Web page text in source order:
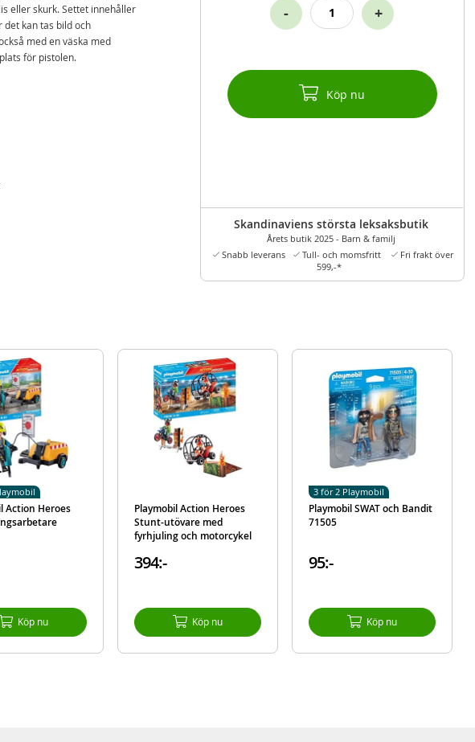
- +
Köp nu
Skandinaviens största leksaksbutik
Årets butik 2025 - Barn & familj
Snabb leverans
Tull- och momsfritt
Fri frakt över
599,-*
eller skurk. Settet innehåller
kan tas bild och
med en väska med
för pistolen.
Action Heroes
Köp nu
Playmobil Action Heroes
Stunt-utövare med
fyrhjuling och motorcykel
394:-
Köp nu
Playmobil SWAT och Bandit
71505
95:-
Köp nu
3 för 2 Playmobil